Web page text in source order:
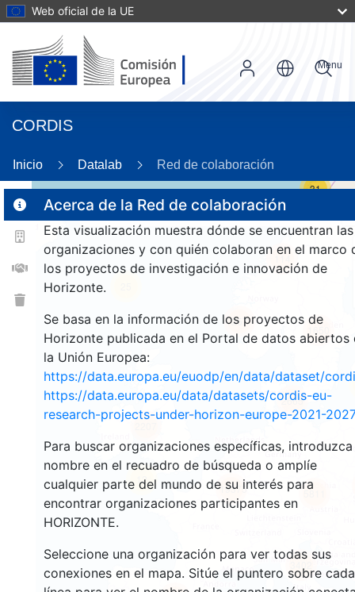
Web oficial de la UE
CORDIS
Menu
Inicio Datalab Red de colaboración
Acerca de la Red de colaboración
Esta visualización muestra dónde se encuentran las
organizaciones y con quién colaboran en el marco
los proyectos de investigación e innovación de
Horizonte.
Se basa en la información de los proyectos de
Horizonte publicada en el Portal de datos abiertos
la Unión Europea:
https://data.europa.eu/euodp/en/data/dataset/
https://data.europa.eu/data/datasets/cordis-eu-
research-projects-under-horizon-europe-2021-2027
Para buscar organizaciones específicas, introduzca
nombre en el recuadro de búsqueda o amplíe
cualquier parte del mundo de su interés para
encontrar organizaciones participantes en
HORIZONTE.
Seleccione una organización para ver todas sus
conexiones en el mapa. Sitúe el puntero sobre cada
31
12
114
257
2665
5811
19375